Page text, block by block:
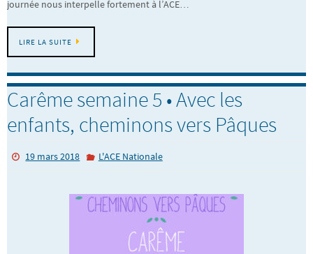
journée nous interpelle fortement à l’ACE…
LIRE LA SUITE
Carême semaine 5 • Avec les
enfants, cheminons vers Pâques
19 mars 2018 L'ACE Nationale